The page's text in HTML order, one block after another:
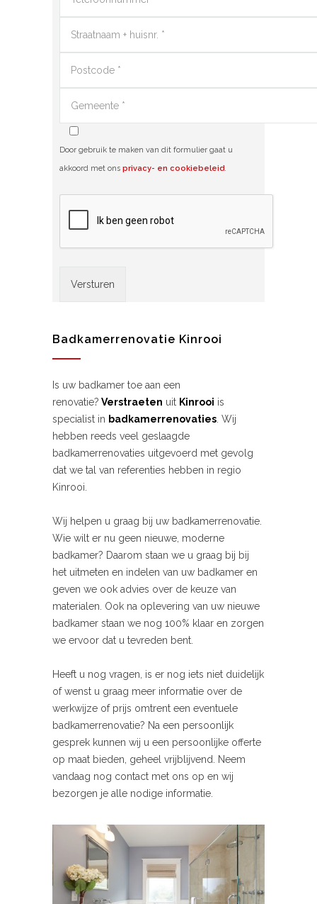
Door gebruik te maken van dit formulier gaat u
akkoord met ons privacy- en cookiebeleid.
Badkamerrenovatie Kinrooi
Is uw badkamer toe aan een
renovatie? Verstraeten uit Kinrooi is
specialist in badkamerrenovaties . Wij
hebben reeds veel geslaagde
badkamerrenovaties uitgevoerd met gevolg
dat we tal van referenties hebben in regio
Kinrooi.
Wij helpen u graag bij uw badkamerrenovatie.
Wie wilt er nu geen nieuwe, moderne
badkamer? Daarom staan we u graag bij bij
het uitmeten en indelen van uw badkamer en
geven we ook advies over de keuze van
materialen. Ook na oplevering van uw nieuwe
badkamer staan we nog 100% klaar en zorgen
we ervoor dat u tevreden bent.
Heeft u nog vragen, is er nog iets niet duidelijk
of wenst u graag meer informatie over de
werkwijze of prijs omtrent een eventuele
badkamerrenovatie? Na een persoonlijk
gesprek kunnen wij u een persoonlijke offerte
op maat bieden, geheel vrijblijvend. Neem
vandaag nog contact met ons op en wij
bezorgen je alle nodige informatie.